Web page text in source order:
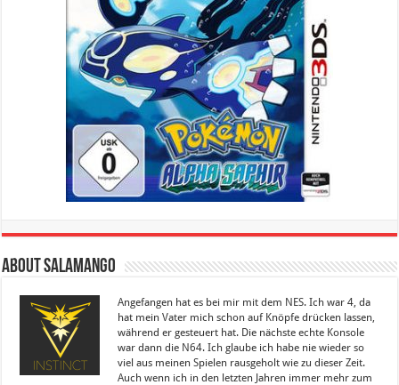
About Salamango
Angefangen hat es bei mir mit dem NES. Ich war 4, da
hat mein Vater mich schon auf Knöpfe drücken lassen,
während er gesteuert hat. Die nächste echte Konsole
war dann die N64. Ich glaube ich habe nie wieder so
viel aus meinen Spielen rausgeholt wie zu dieser Zeit.
Auch wenn ich in den letzten Jahren immer mehr zum